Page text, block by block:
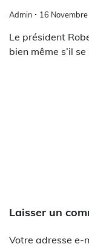
Admin 16
Le président
bien même s’il
Laisser un
Votre adresse e-